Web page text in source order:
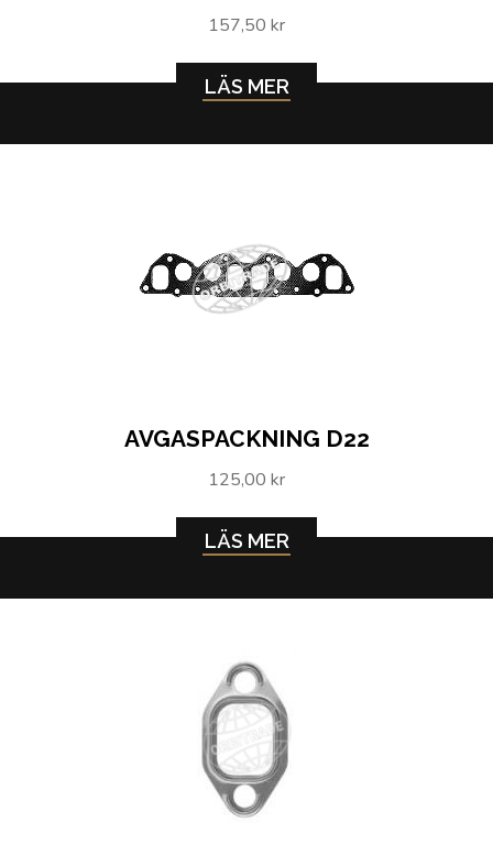
157,50 kr
LÄS MER
AVGASPACKNING D22
125,00 kr
LÄS MER